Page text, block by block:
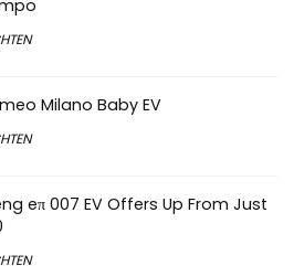
Milano Baby EV
eπ 007 EV Offers Up From Just